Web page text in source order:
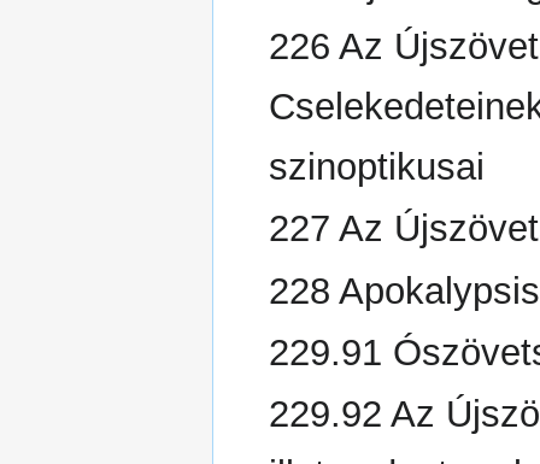
226 Az
szinoptikusai
227 Az
228
229.91
229.92 Az